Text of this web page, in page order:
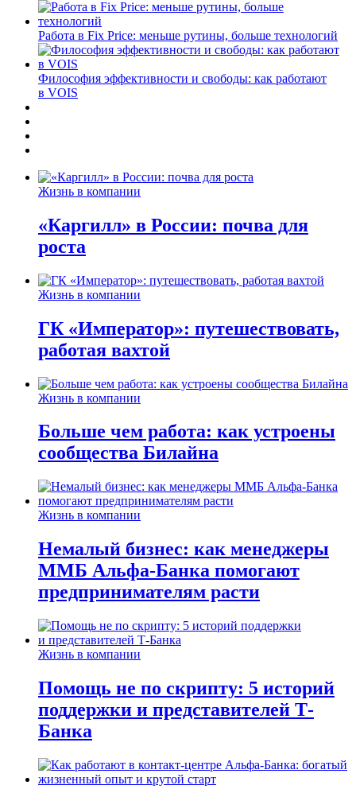
Работа в Fix Price: меньше рутины, больше технологий
Философия эффективности и свободы: как работают
в VOIS
Жизнь в компании
«Каргилл» в России: почва для
роста
Жизнь в компании
ГК «Император»: путешествовать,
работая вахтой
Жизнь в компании
Больше чем работа: как устроены
сообщества Билайна
Жизнь в компании
Немалый бизнес: как менеджеры
ММБ Альфа-Банка помогают
предпринимателям расти
Жизнь в компании
Помощь не по скрипту: 5 историй
поддержки и представителей Т-
Банка